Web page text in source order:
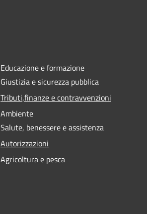
Educazione e formazione
Giustizia e sicurezza pubblica
Tributi,finanze e contravvenzioni
Ambiente
Salute, benessere e assistenza
Autorizzazioni
Agricoltura e pesca